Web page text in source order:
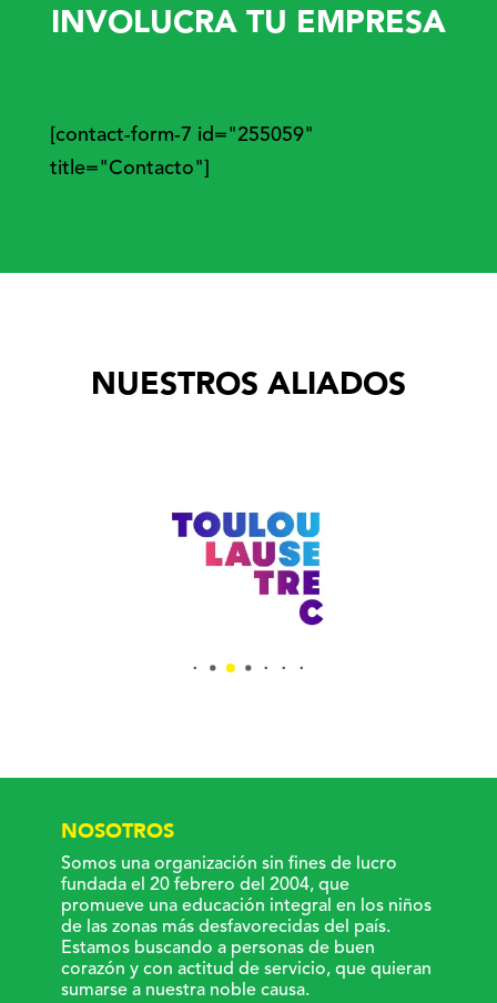
INVOLUCRA TU EMPRESA
[contact-form-7 id="255059"
title="Contacto"]
NUESTROS ALIADOS
NOSOTROS
Somos una organización sin fines de lucro
fundada el 20 febrero del 2004, que
promueve una educación integral en los niños
de las zonas más desfavorecidas del país.
Estamos buscando a personas de buen
corazón y con actitud de servicio, que quieran
sumarse a nuestra noble causa.